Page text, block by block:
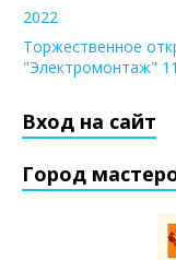
2022
Торжественное
"Электромонтаж"
Вход на сайт
Город